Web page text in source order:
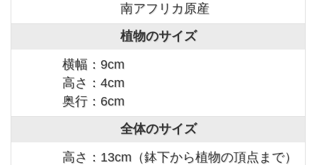
南アフリカ原産
植物のサイズ
横幅：9cm
高さ：4cm
奥行：6cm
全体のサイズ
高さ：13cm（鉢下から植物の頂点まで）